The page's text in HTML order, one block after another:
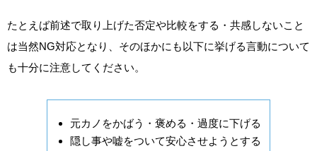
たとえば前述で取り上げた否定や比較をする・共感しないこと
は当然NG対応となり、そのほかにも以下に挙げる言動について
も十分に注意してください。
元カノをかばう・褒める・過度に下げる
隠し事や嘘をついて安心させようとする